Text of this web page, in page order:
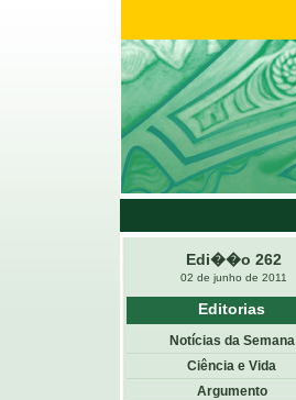
Edi��o 262
02 de junho de 2011
Editorias
Notícias da Semana
Ciência e Vida
Argumento